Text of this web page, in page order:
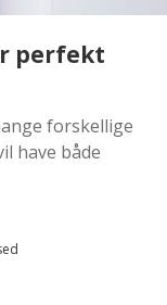
perfekt
forskellige
have både